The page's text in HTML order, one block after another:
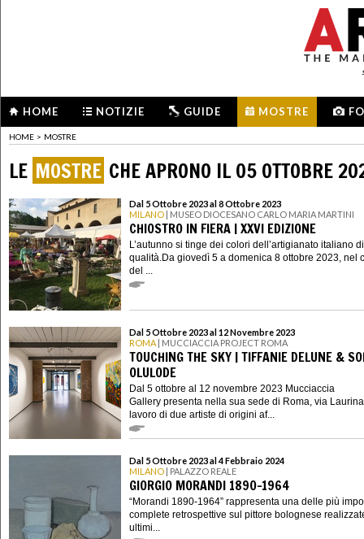
HOME NOTIZIE GUIDE MOSTRE
HOME > MOSTRE
LE MOSTRE CHE APRONO IL 05 OTTOBRE
Dal 5 Ottobre 2023 al 8 Ottobre 2023
MILANO | MUSEO DIOCESANO CARLO MARIA MARTINI
CHIOSTRO IN FIERA | XXVI EDIZIONE
L’autunno si tinge dei colori dell’artigianato italiano di
qualità.Da giovedì 5 a domenica 8 ottobre 2023, nel
del ...
Dal 5 Ottobre 2023 al 12 Novembre 2023
ROMA | MUCCIACCIA PROJECT ROMA
TOUCHING THE SKY | TIFFANIE DELUNE &
OLULODE
Dal 5 ottobre al 12 novembre 2023 Mucciaccia
Gallery presenta nella sua sede di Roma, via
lavoro di due artiste di origini af...
Dal 5 Ottobre 2023 al 4 Febbraio 2024
MILANO | PALAZZO REALE
GIORGIO MORANDI 1890-1964
“Morandi 1890-1964” rappresenta una delle più
complete retrospettive sul pittore bolognese
ultimi...